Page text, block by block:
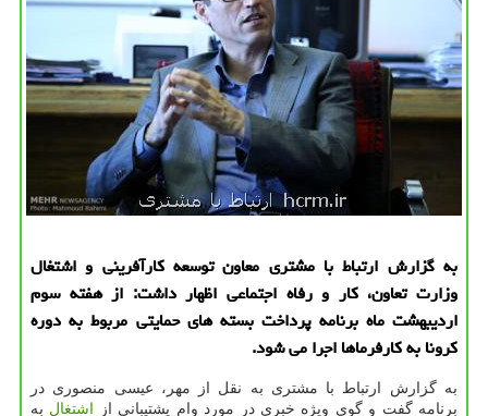
به گزارش ارتباط با مشتری معاون توسعه كارآفرینی و اشتغال
وزارت تعاون، كار و رفاه اجتماعی اظهار داشت: از هفته سوم
اردیبهشت ماه برنامه پرداخت بسته های حمایتی مربوط به دوره
كرونا به كارفرماها اجرا می شود.
به گزارش ارتباط با مشتری به نقل از مهر، عیسی منصوری در
برنامه گفت و گوی ویژه خبری در مورد وام پشتیبانی از
اشتغال به